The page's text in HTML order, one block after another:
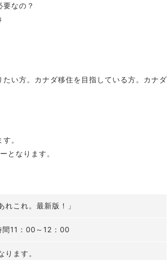
なの？
い方。カナダ移住を目指している方。カナダ
。
となります。
れこれ。最新版！」
11：00～12：00
ります。